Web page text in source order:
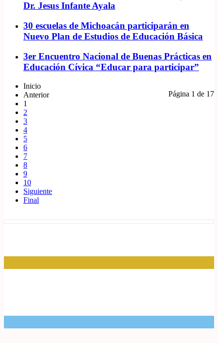
Dr. Jesus Infante Ayala
30 escuelas de Michoacán participarán en
Nuevo Plan de Estudios de Educación Básica
3er Encuentro Nacional de Buenas Prácticas en
Educación Cívica “Educar para participar”
Página 1 de 17
Inicio
Anterior
1
2
3
4
5
6
7
8
9
10
Siguiente
Final